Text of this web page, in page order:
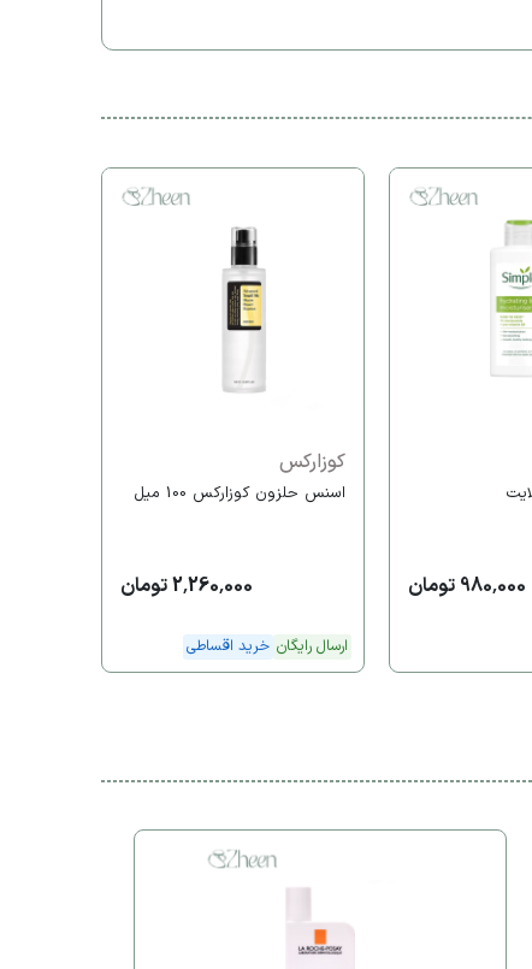
980,000 تومان
کوزارکس
اسنس حلزون کوزارکس 100 میل
2,260,000 تومان
ارسال رایگان خرید اقساطی